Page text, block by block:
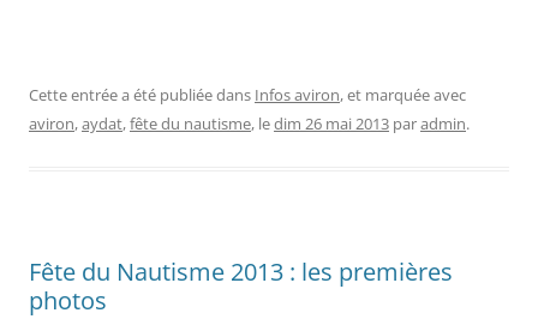
Cette entrée a été publiée dans Infos aviron, et marquée avec
aviron,aydat,fête du nautisme, ledim 26 mai 2013 paradmin.
Fête du Nautisme 2013 : les premières
photos